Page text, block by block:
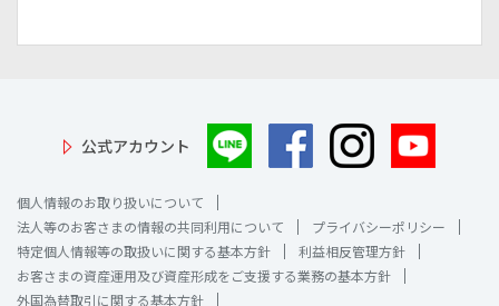
公式アカウント
個人情報のお取り扱いについて
法人等のお客さまの情報の共同利用について
プライバシーポリシー
特定個人情報等の取扱いに関する基本方針
利益相反管理方針
お客さまの資産運用及び資産形成をご支援する業務の基本方針
外国為替取引に関する基本方針